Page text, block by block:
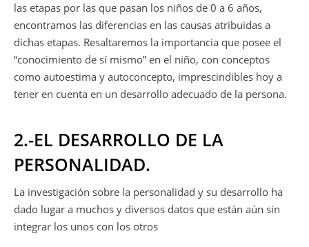
las etapas por las que pasan los niños de 0 a 6 años,
encontramos las diferencias en las causas atribuidas a
dichas etapas. Resaltaremos la importancia que posee el
“conocimiento de sí mismo” en el niño, con conceptos
como autoestima y autoconcepto, imprescindibles hoy a
tener en cuenta en un desarrollo adecuado de la persona.
2.-EL DESARROLLO DE LA
PERSONALIDAD.
La investigación sobre la personalidad y su desarrollo ha
dado lugar a muchos y diversos datos que están aún sin
integrar los unos con los otros